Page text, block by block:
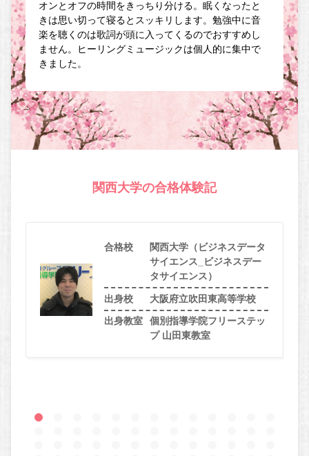
オンとオフの時間をきっちり分ける。眠くなったと
きは思い切って寝るとスッキリします。勉強中に音
楽を聴くのは歌詞が頭に入ってくるのでおすすめし
ません。ヒーリングミュージックは個人的に集中で
きました。
関西大学の合格体験記
合格校
関西大学（ビジネスデータ
サイエンス_ビジネスデー
タサイエンス）
出身校 大阪府立吹田東高等学校
出身教室
個別指導学院フリーステッ
プ 山田東教室